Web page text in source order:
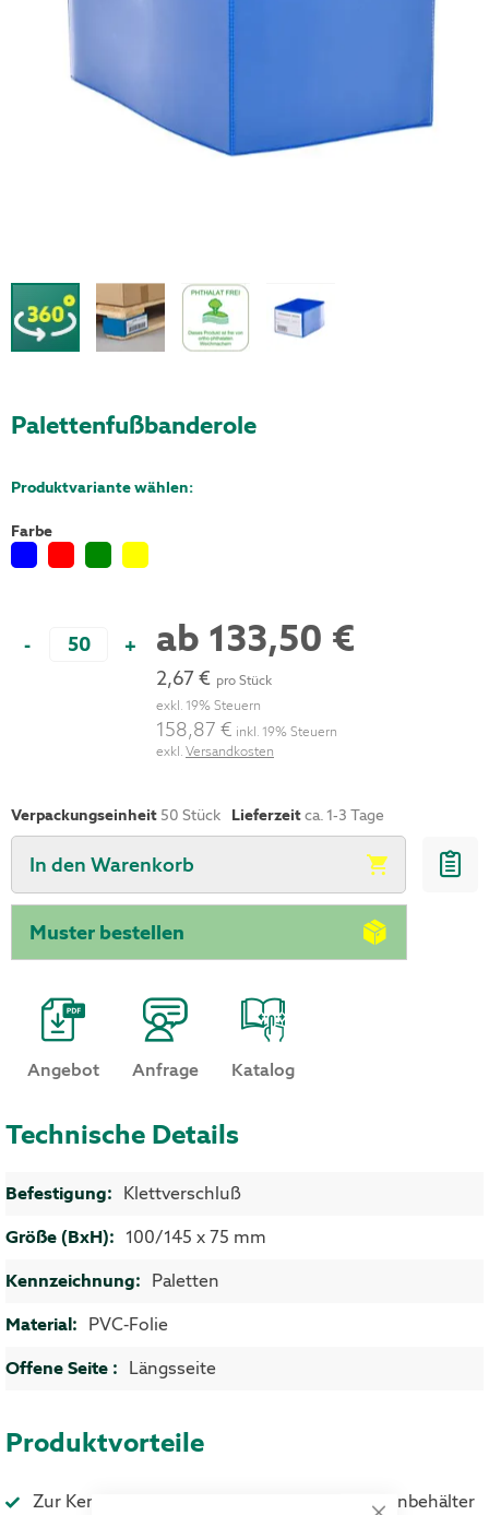
Palettenfußbanderole
Produktvariante wählen:
Farbe
- + ab 133,50 €
2,67 € pro Stück
exkl. 19% Steuern
158,87 € inkl. 19% Steuern
exkl.Versandkosten
Verpackungseinheit 50 Stück Lieferzeitca. 1-3 Tage
In den Warenkorb
Muster bestellen
Angebot Anfrage Katalog
Technische Details
Mehr InformationenKlettverschluß
100/145 x 75 mm
Paletten
PVC-Folie
Längsseite
Produktvorteile
Zur Kennzeichnung von Paletten und Palettenbehälter